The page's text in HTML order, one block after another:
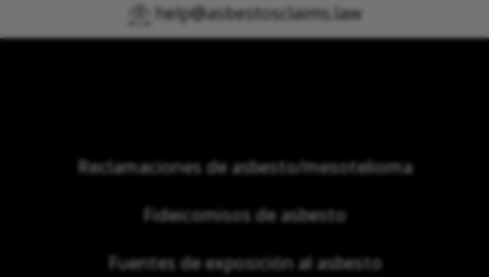
help@asbestosclaims.law
Reclamaciones de asbesto/mesotelioma
Fideicomisos de asbesto
Fuentes de exposición al asbesto